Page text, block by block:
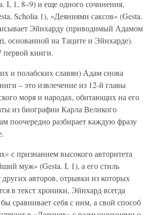
I, 1, 8–9) и еще одного сочинения,
Scholia 1), «Деяниями саксов» (Gesta.
Эйнхарду (приводимый Адамом
основанной на Таците и Эйнхарде).
первой книги.
и полабских славян) Адам снова
– это извлечение из 12-й главы
моря и народах, обитающих на его
из биографии Карла Великого
поочередно разбирает каждую фразу
с признанием высокого авторитета
муж» (Gesta. I, 1), а его стиль
авторов, отрывки из которых
в текст хроники, Эйнхард всегда
сравнивает себя с ним, а свой способ